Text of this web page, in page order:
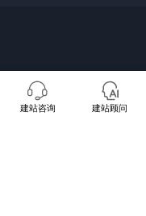
建站咨询 建站顾问